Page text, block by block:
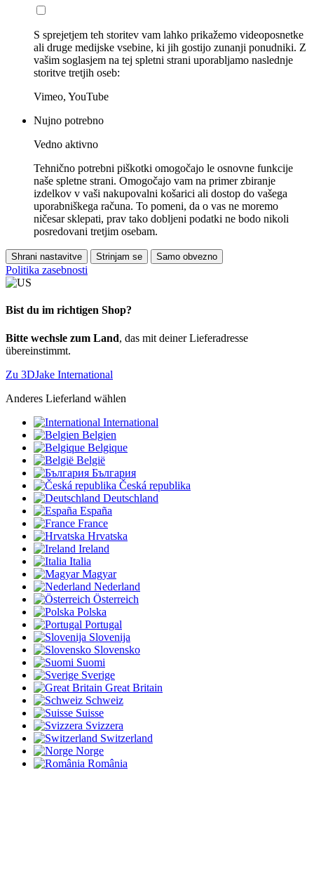
S sprejetjem teh storitev vam lahko prikažemo videoposnetke
ali druge medijske vsebine, ki jih gostijo zunanji ponudniki. Z
vašim soglasjem na tej spletni strani uporabljamo naslednje
storitve tretjih oseb:
Vimeo, YouTube
Nujno potrebno
Vedno aktivno
Tehnično potrebni piškotki omogočajo le osnovne funkcije
naše spletne strani. Omogočajo vam na primer zbiranje
izdelkov v vaši nakupovalni košarici ali dostop do vašega
uporabniškega računa. To pomeni, da o vas ne moremo
ničesar sklepati, prav tako dobljeni podatki ne bodo nikoli
posredovani tretjim osebam.
Shrani nastavitve Strinjam se Samo obvezno
Politika zasebnosti
Bist du im richtigen Shop?
Bitte wechsle zum Land, das mit deiner Lieferadresse
übereinstimmt.
Zu 3DJake International
Anderes Lieferland wählen
International
Belgien
Belgique
België
България
Česká republika
Deutschland
España
France
Hrvatska
Ireland
Italia
Magyar
Nederland
Österreich
Polska
Portugal
Slovenija
Slovensko
Suomi
Sverige
Great Britain
Schweiz
Suisse
Svizzera
Switzerland
Norge
România